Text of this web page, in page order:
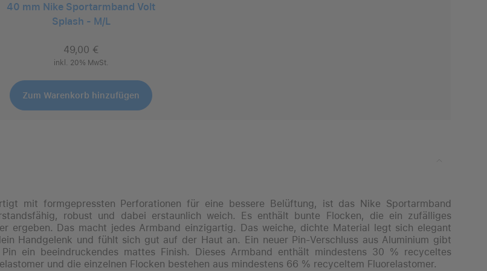
40 mm Nike Sportarmband Volt
Splash - M/L
49,00 €
inkl. 20% MwSt.
Auswählen
Zum Warenkorb hinzufügen
mit formgepressten Perforationen für eine bessere Belüftung, ist das Nike Sportarmband
robust und dabei erstaunlich weich. Es enthält bunte Flocken, die ein zufälliges
ergeben. Das macht jedes Armband einzigartig. Das weiche, dichte Material legt sich elegant
Handgelenk und fühlt sich gut auf der Haut an. Ein neuer Pin-Verschluss aus Aluminium gibt
ein beeindruckendes mattes Finish. Dieses Armband enthält mindestens 30 % recyceltes
und die einzelnen Flocken bestehen aus mindestens 66 % recyceltem Fluorelastomer.